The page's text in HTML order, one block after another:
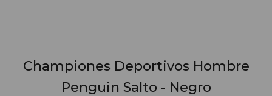
Championes Deportivos Hombre
Penguin Salto - Negro